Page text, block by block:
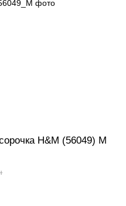
сорочка Н&М (56049) М